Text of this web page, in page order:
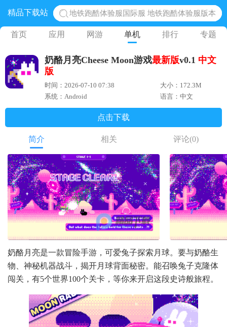
精品下载站
地铁跑酷体验服国际服 地铁跑酷体验服版本
网易光遇手游正版 点亮星空共庆周年
黎明觉醒生机腾讯正版 黎明觉醒生机国际服
蛋仔派对下载 蛋仔派对体验服
首页 应用 网游 单机 排行 专题
奶酪月亮Cheese Moon游戏最新版v0.1 中文
版
时间：2026-07-10 07:38
大小：172.3M
系统：Android
语言：中文
点击下载
简介 相关 评论(0)
奶酪月亮是一款冒险手游，可爱兔子探索月球。要与奶酪生
物、神秘机器战斗，揭开月球背面秘密。能召唤兔子克隆体
闯关，有5个世界100个关卡，等你来开启这段史诗般旅程。